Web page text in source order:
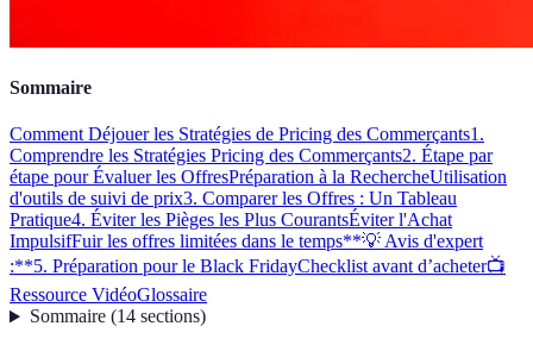
Sommaire
Comment Déjouer les Stratégies de Pricing des Commerçants1.
Comprendre les Stratégies Pricing des Commerçants2. Étape par
étape pour Évaluer les OffresPréparation à la RechercheUtilisation
d'outils de suivi de prix3. Comparer les Offres : Un Tableau
Pratique4. Éviter les Pièges les Plus CourantsÉviter l'Achat
ImpulsifFuir les offres limitées dans le temps**💡 Avis d'expert
:**5. Préparation pour le Black FridayChecklist avant d’acheter📺
Ressource VidéoGlossaire
Sommaire(14 sections)